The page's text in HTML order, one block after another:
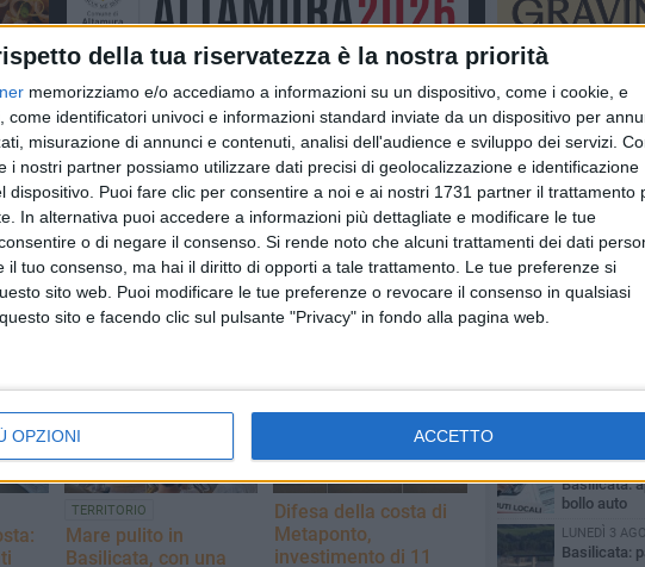
della tua riservatezza è la nostra priorità
memorizziamo e/o accediamo a informazioni su un dispositivo, come i cookie, e
come identificatori univoci e informazioni standard inviate da un dispositivo per
misurazione di annunci e contenuti, analisi dell'audience e sviluppo dei servizi.
i nostri partner possiamo utilizzare dati precisi di geolocalizzazione e identificazione
dispositivo. Puoi fare clic per consentire a noi e ai nostri 1731 partner il trattamento
In alternativa puoi accedere a informazioni più dettagliate e modificare le tue
o di negare il consenso. Si rende noto che alcuni trattamenti dei dati
il tuo consenso, ma hai il diritto di opporti a tale trattamento. Le tue preferenze si
sito web. Puoi modificare le tue preferenze o revocare il consenso in qualsiasi
sito e facendo clic sul pulsante "Privacy" in fondo alla pagina web.
OPZIONI ACCETTO
TERRITORIO
Mare pulito in
Basilicata, con una
Difesa della costa di
Metaponto,
investimento di 11
MARTEDÌ 4
Basilicata:
bollo auto
LUNEDÌ 3
Basilicata: